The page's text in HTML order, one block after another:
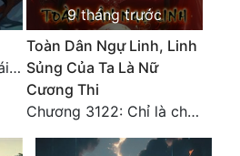
Chương 3822: Thiên tái phong vân một tiếng cười
9 tháng trước
Toàn Dân Ngự Linh, Linh
Sủng Của Ta Là Nữ
Cương Thi
Chương 3122: Chỉ là chút bọt nước! Điều kiện và tài liệu!**